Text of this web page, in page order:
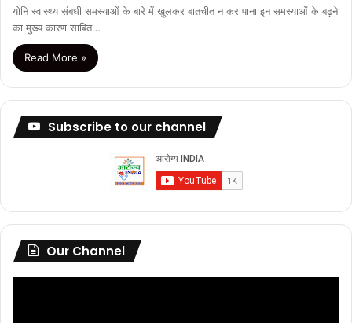
योनि स्वास्थ्य संबधी समस्याओं के बारे में खुलकर बातचीत न कर पाना इन समस्याओं के बढ़ने
का मुख्य कारण साबित…
Read More »
Subscribe to our channel
Our Channel